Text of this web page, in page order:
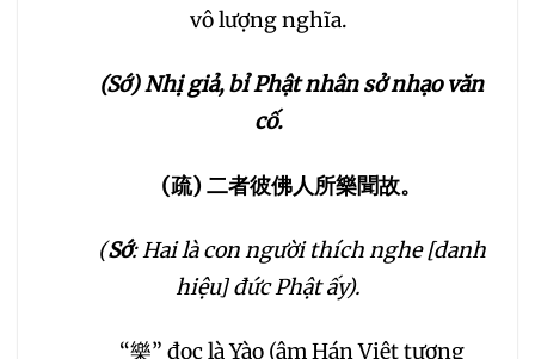
vô lượng nghĩa.
(Sớ) Nhị giả, bỉ Phật nhân sở nhạo văn
cố.
(疏) 二者彼佛人所樂聞故。
(Sớ: Hai là con người thích nghe [danh
hiệu] đức Phật ấy).
“樂” đọc là Yào (âm Hán Việt tương